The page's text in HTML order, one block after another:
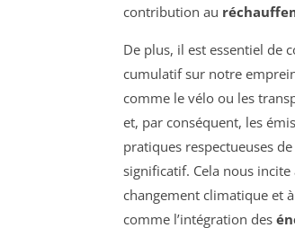
contribution au
De plus, il est essentiel de
cumulatif sur notre
comme le vélo ou les
et, par conséquent, les
pratiques respectueuses
significatif. Cela nous
changement climatique et
comme l’intégration des